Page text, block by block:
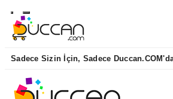
Sadece Sizin İçin, Sadece